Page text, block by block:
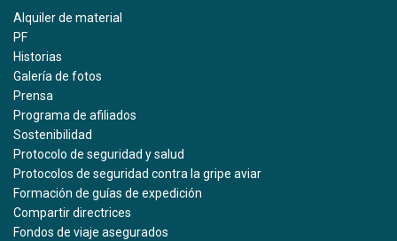
Alquiler de material
PF
Historias
Galería de fotos
Prensa
Programa de afiliados
Sostenibilidad
Protocolo de seguridad y salud
Protocolos de seguridad contra la gripe aviar
Formación de guías de expedición
Compartir directrices
Fondos de viaje asegurados